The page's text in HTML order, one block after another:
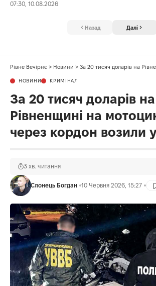
07:30, 10.08.2026
Назад Далі
Рівне Вечірнє > Новини > За 20 тисяч доларів на Рівненщині на
НОВИНИ КРИМІНАЛ
За 20 тисяч доларів на
Рівненщині на
через кордон возили
Слонець Богдан 10 Червня 2026, 15:27
3 хв. читання